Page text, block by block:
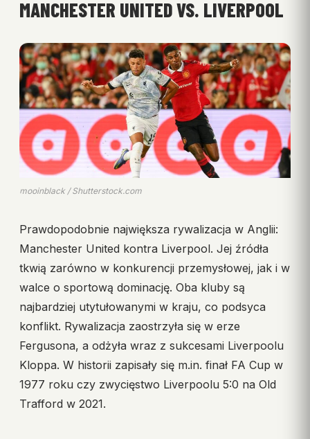
MANCHESTER UNITED VS. LIVERPOOL
mooinblack / Shutterstock.com
Prawdopodobnie największa rywalizacja w Anglii:
Manchester United kontra Liverpool. Jej źródła
tkwią zarówno w konkurencji przemysłowej, jak i w
walce o sportową dominację. Oba kluby są
najbardziej utytułowanymi w kraju, co podsyca
konflikt. Rywalizacja zaostrzyła się w erze
Fergusona, a odżyła wraz z sukcesami Liverpoolu
Kloppa. W historii zapisały się m.in. finał FA Cup w
1977 roku czy zwycięstwo Liverpoolu 5:0 na Old
Trafford w 2021.